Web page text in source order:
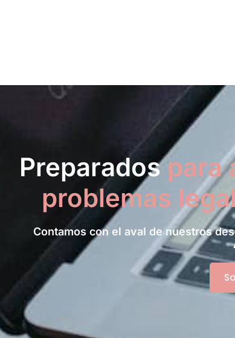
Preparadospara
problemas
Contamos con el aval de nuestros